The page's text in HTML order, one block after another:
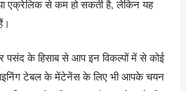
एक्रेलिक से कम हो सकती है, लेकिन यह
के हिसाब से आप इन विकल्पों में से कोई
टेबल के मेंटेनेंस के लिए भी आपके चयन